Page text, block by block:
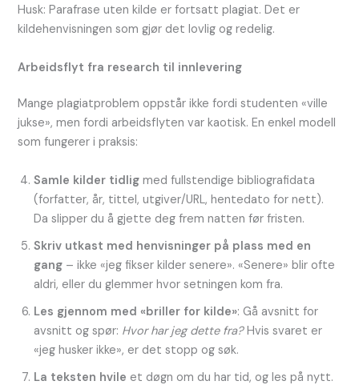
Husk: Parafrase uten kilde er fortsatt plagiat. Det er
kildehenvisningen som gjør det lovlig og redelig.
Arbeidsflyt fra research til innlevering
Mange plagiatproblem oppstår ikke fordi studenten «ville
jukse», men fordi arbeidsflyten var kaotisk. En enkel modell
som fungerer i praksis:
Samle kilder tidlig med fullstendige bibliografidata
(forfatter, år, tittel, utgiver/URL, hentedato for nett).
Da slipper du å gjette deg frem natten før fristen.
Skriv utkast med henvisninger på plass med en
gang – ikke «jeg fikser kilder senere». «Senere» blir ofte
aldri, eller du glemmer hvor setningen kom fra.
Les gjennom med «briller for kilde»: Gå avsnitt for
avsnitt og spør: Hvor har jeg dette fra?Hvis svaret er
«jeg husker ikke», er det stopp og søk.
La teksten hvile et døgn om du har tid, og les på nytt.